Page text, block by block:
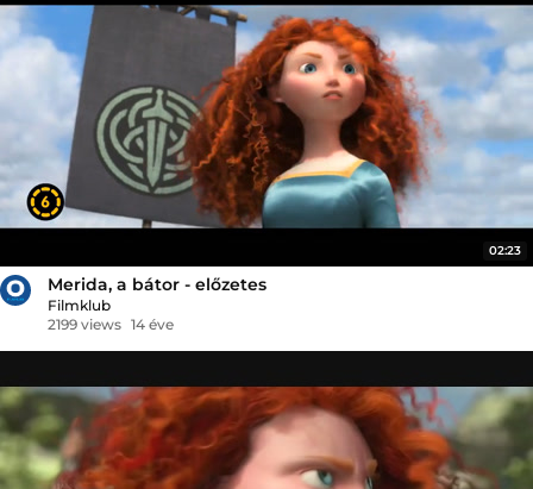
02:23
Merida, a bátor - előzetes
Filmklub
2199 views 14 éve